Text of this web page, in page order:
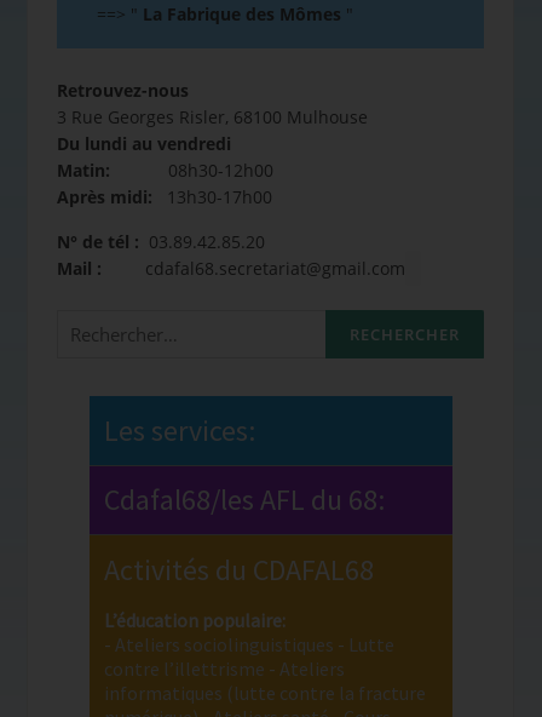
==> " La Fabrique des Mômes "
Retrouvez-nous
3 Rue Georges Risler, 68100 Mulhouse
Du lundi au vendredi
Matin: 08h30-12h00
Après midi: 13h30-17h00
N° de tél : 03.89.42.85.20
Mail : cdafal68.secretariat@gmail.com